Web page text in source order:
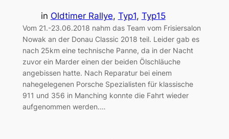
in Oldtimer Rallye, Typ1, Typ15
Vom 21.-23.06.2018 nahm das Team vom Frisiersalon
Nowak an der Donau Classic 2018 teil. Leider gab es
nach 25km eine technische Panne, da in der Nacht
zuvor ein Marder einen der beiden Ölschläuche
angebissen hatte. Nach Reparatur bei einem
nahegelegenen Porsche Spezialisten für klassische
911 und 356 in Manching konnte die Fahrt wieder
aufgenommen werden.…